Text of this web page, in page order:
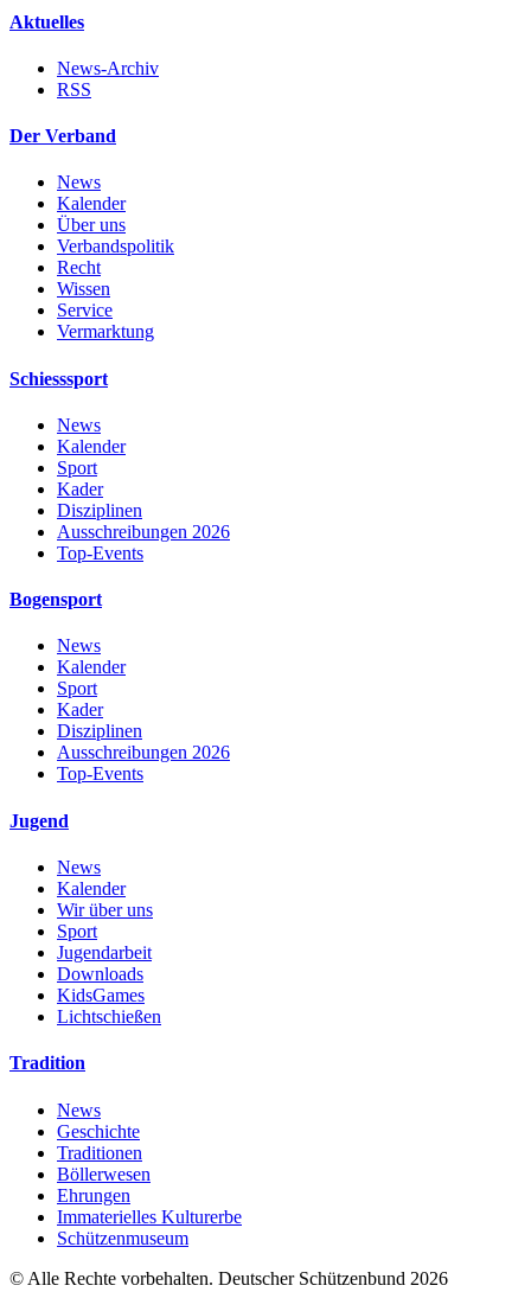
Aktuelles
News-Archiv
RSS
Der Verband
News
Kalender
Über uns
Verbandspolitik
Recht
Wissen
Service
Vermarktung
Schiesssport
News
Kalender
Sport
Kader
Disziplinen
Ausschreibungen 2026
Top-Events
Bogensport
News
Kalender
Sport
Kader
Disziplinen
Ausschreibungen 2026
Top-Events
Jugend
News
Kalender
Wir über uns
Sport
Jugendarbeit
Downloads
KidsGames
Lichtschießen
Tradition
News
Geschichte
Traditionen
Böllerwesen
Ehrungen
Immaterielles Kulturerbe
Schützenmuseum
© Alle Rechte vorbehalten. Deutscher Schützenbund 2026